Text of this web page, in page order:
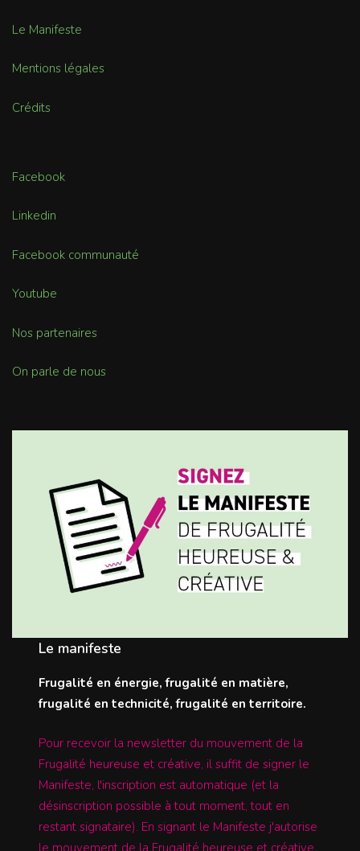
Le Manifeste
Mentions légales
Crédits
Facebook
Linkedin
Facebook communauté
Youtube
Nos partenaires
On parle de nous
Le manifeste
Frugalité en énergie, frugalité en matière,
frugalité en technicité, frugalité en territoire.
Pour recevoir la newsletter du mouvement de la
Frugalité heureuse et créative, il suffit de signer le
Manifeste, l'inscription est automatique (et la
désinscription possible à tout moment, tout en
restant signataire). En signant le Manifeste j'autorise
le mouvement de la Frugalité heureuse et créative